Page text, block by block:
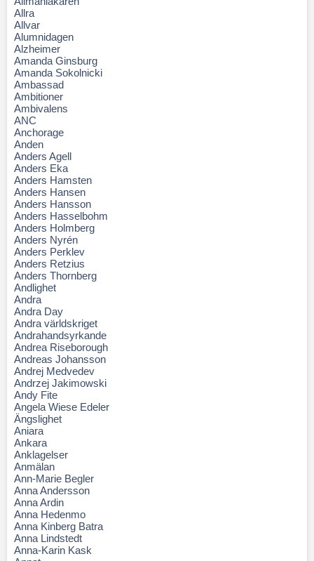
Allra
Allvar
Alumnidagen
Alzheimer
Amanda Ginsburg
Amanda Sokolnicki
Ambassad
Ambitioner
Ambivalens
ANC
Anchorage
Anden
Anders Agell
Anders Eka
Anders Hamsten
Anders Hansen
Anders Hansson
Anders Hasselbohm
Anders Holmberg
Anders Nyrén
Anders Perklev
Anders Retzius
Anders Thornberg
Andlighet
Andra
Andra Day
Andra världskriget
Andrahandsyrkande
Andrea Riseborough
Andreas Johansson
Andrej Medvedev
Andrzej Jakimowski
Andy Fite
Angela Wiese Edeler
Ängslighet
Aniara
Ankara
Anklagelser
Anmälan
Ann-Marie Begler
Anna Andersson
Anna Ardin
Anna Hedenmo
Anna Kinberg Batra
Anna Lindstedt
Anna-Karin Kask